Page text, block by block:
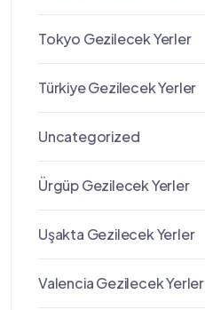
Tokyo Gezilecek Yerler
Türkiye Gezilecek Yerler
Uncategorized
Ürgüp Gezilecek Yerler
Uşakta Gezilecek Yerler
Valencia Gezilecek Yerler